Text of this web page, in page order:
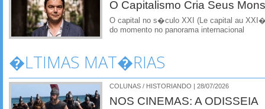
O Capitalismo Cria Seus
O capital no s�culo XXI (Le capital au
do momento no panorama internacional
�LTIMAS MAT�RIAS
COLUNAS / HISTORIANDO | 28/07/2026
NOS CINEMAS: A ODISSEIA